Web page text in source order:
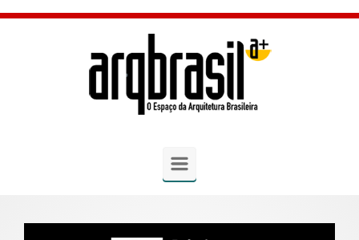
Skip to main content